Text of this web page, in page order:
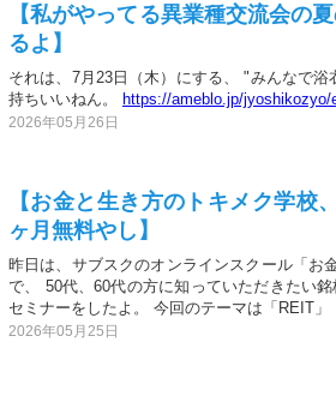
【私がやってる異業種交流会の
るよ】
それは、7月23日（木）にする、 "みんなで
持ちいいねん。
https://ameblo.jp/jyoshikozyo/
2026年05月26日
【お金と生き方のトキメク学校
ヶ月無料やし】
昨日は、サブスクのオンラインスクール「お
で、 50代、60代の方に知っていただきたい
セミナーをしたよ。 今回のテーマは「REIT」
2026年05月25日